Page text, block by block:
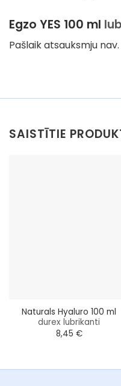
Egzo YES 100 ml
Pašlaik atsauksmju nav.
SAISTĪTIE
Naturals Hyaluro 100 ml
durex lubrikanti
8,45 €